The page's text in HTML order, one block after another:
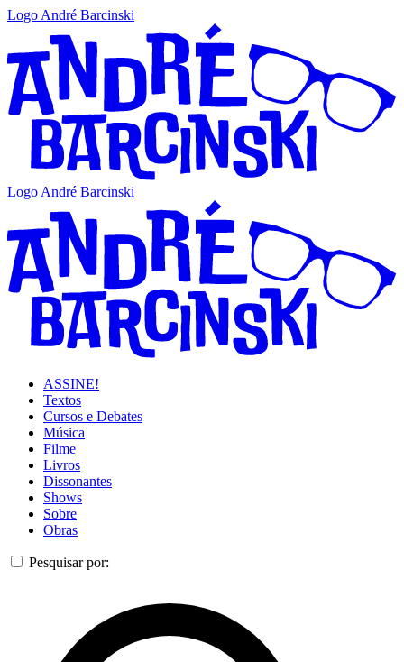
Logo André Barcinski
Logo André Barcinski
ASSINE!
Textos
Cursos e Debates
Música
Filme
Livros
Dissonantes
Shows
Sobre
Obras
Pesquisar por: